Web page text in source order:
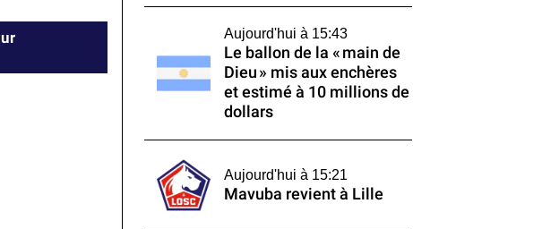
Aujourd'hui à 15:43
Le ballon de la « main de
Dieu » mis aux enchères
et estimé à 10 millions de
dollars
Aujourd'hui à 15:21
Mavuba revient à Lille